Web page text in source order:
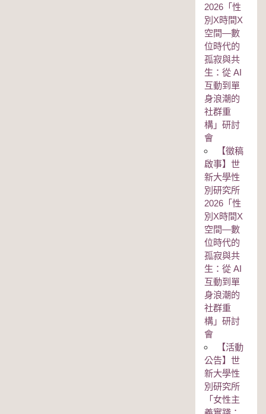
2026「性
別Χ時間Χ
空間—數
位時代的
孤寂與共
生：從 AI
互動到單
身浪潮的
社群重
構」研討
會
【徵稿
啟事】世
新大學性
別研究所
2026「性
別Χ時間Χ
空間—數
位時代的
孤寂與共
生：從 AI
互動到單
身浪潮的
社群重
構」研討
會
【活動
公告】世
新大學性
別研究所
「女性主